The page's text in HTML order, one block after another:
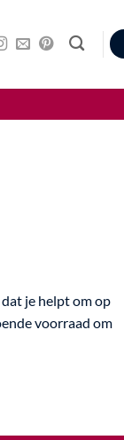
je helpt om op
voorraad om